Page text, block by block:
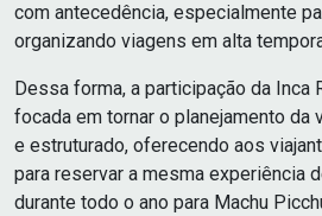
com antecedência, especialmente
organizando viagens em alta
Dessa forma, a participação da Inca
focada em tornar o planejamento da
e estruturado, oferecendo aos
para reservar a mesma experiência
durante todo o ano para Machu